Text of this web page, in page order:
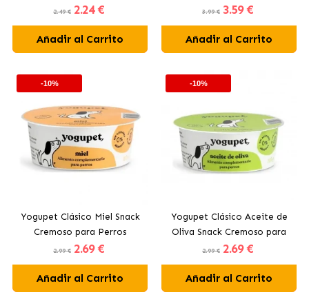
2.49 € 2.24 €
Añadir al Carrito
para Perros y Gatos
3.99 € 3.59 €
Añadir al Carrito
-10%
Yogupet Clásico Miel Snack
Cremoso para Perros
2.99 € 2.69 €
Añadir al Carrito
-10%
Yogupet Clásico Aceite de
Oliva Snack Cremoso para
Perros
2.99 € 2.69 €
Añadir al Carrito